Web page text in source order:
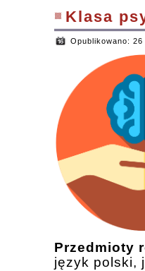
Klasa
Opublikowano: 26
Przedmioty
język polski,